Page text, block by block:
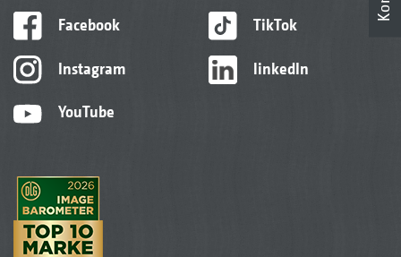
Facebook
Instagram
YouTube
TikTok
linkedIn